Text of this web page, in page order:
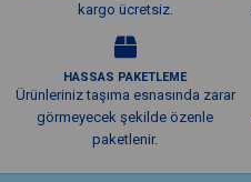
kargo ücretsiz.
HASSAS PAKETLEME
Ürünleriniz taşıma esnasında zarar
görmeyecek şekilde özenle
paketlenir.